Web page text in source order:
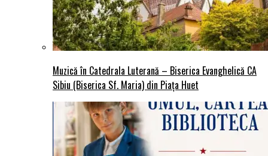
Muzică în Catedrala Luterană – Biserica Evanghelică CA
Sibiu (Biserica Sf. Maria) din Piaţa Huet